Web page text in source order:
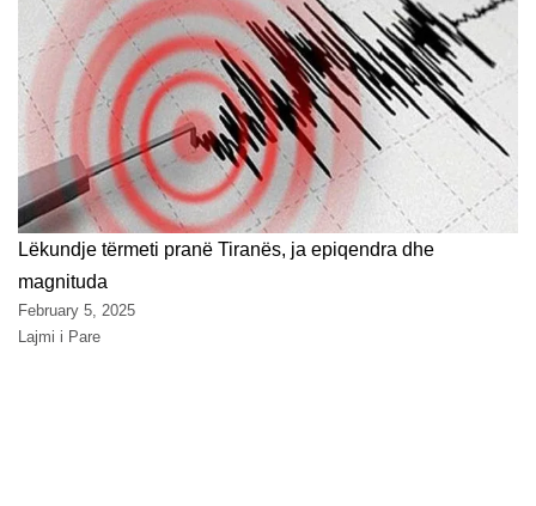
Lëkundje tërmeti pranë Tiranës, ja epiqendra dhe
magnituda
February 5, 2025
Lajmi i Pare